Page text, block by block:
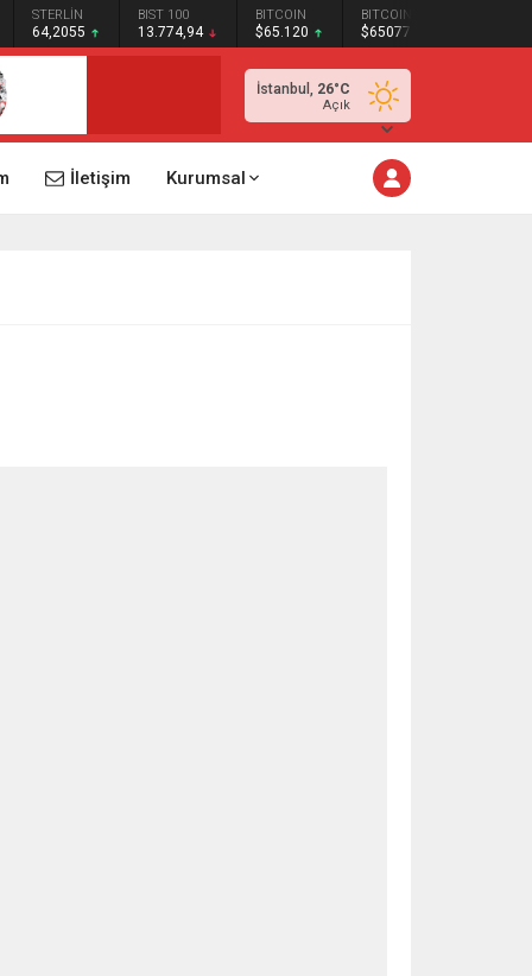
STERLİN
64,2055
BIST 100
13.774,94
BITCOIN
$65.120
BITCOIN
$65077
İstanbul, 26°C
Açık
İletişim Kurumsal